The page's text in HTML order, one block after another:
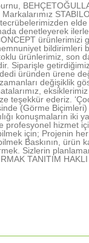
Markalarımız
denetleyerek
ürünlerimizi
bildirimleri
ürünlerimiz, son
Siparişle
üründen ürene
değişiklik
teşekkür ederiz.
(Görme
konuşmaların iki
hizmet
için; Projenin
Baskının, ürün
Sizlerin
TANITIM